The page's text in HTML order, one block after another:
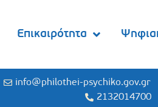
Επικαιρότητα
info@philothei-psychiko.gov.gr
2132014700